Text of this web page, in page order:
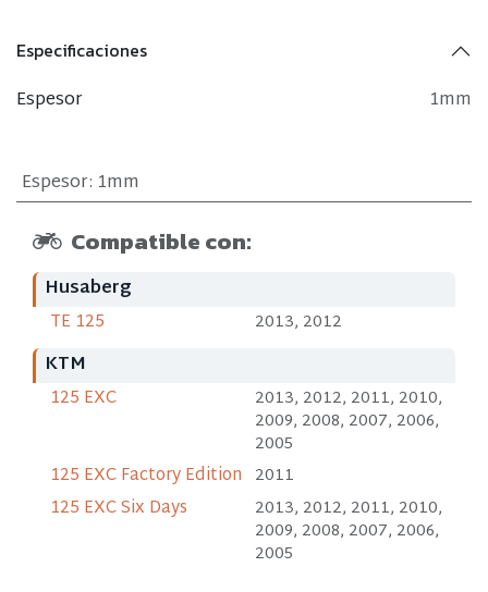
Especificaciones
Espesor 1mm
Espesor: 1mm
Compatible con:
Husaberg
TE 125 2013, 2012
KTM
125 EXC 2013, 2012, 2011, 2010,
2009, 2008, 2007, 2006,
2005
125 EXC Factory Edition 2011
125 EXC Six Days
2013, 2012, 2011, 2010,
2009, 2008, 2007, 2006,
2005